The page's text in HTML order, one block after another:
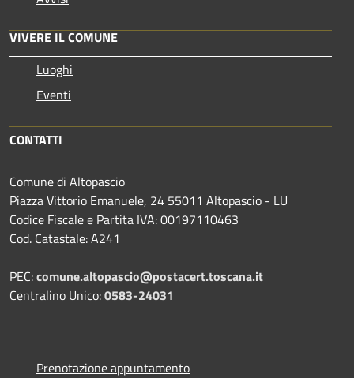
VIVERE IL COMUNE
Luoghi
Eventi
CONTATTI
Comune di Altopascio
Piazza Vittorio Emanuele, 24 55011 Altopascio - LU
Codice Fiscale e Partita IVA: 00197110463
Cod. Catastale: A241
PEC:comune.altopascio@postacert.toscana.it
Centralino Unico:0583-24031
Prenotazione appuntamento